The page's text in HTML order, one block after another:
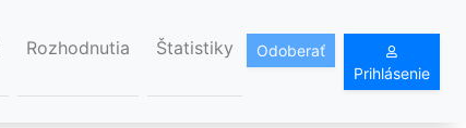
Rozhodnutia Štatistiky
Odoberať
Prihlásenie